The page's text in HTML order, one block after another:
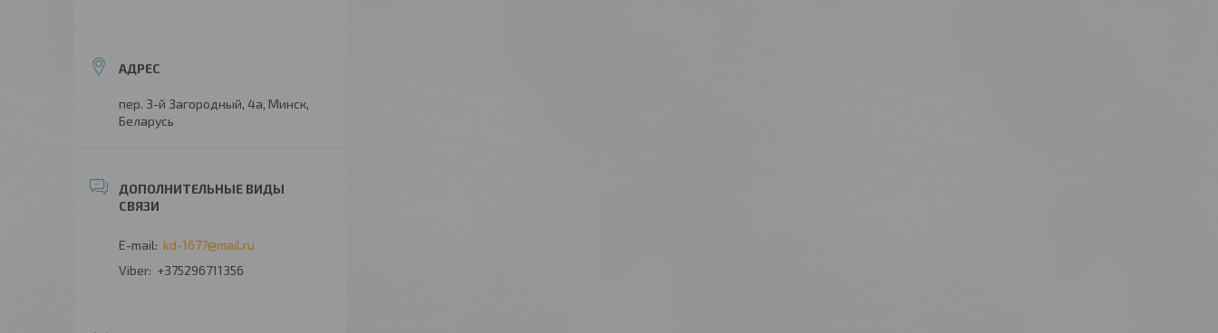
пер. 3-й Загородный, 4а, Минск,
Беларусь
kd-1677@mail.ru
+375296711356